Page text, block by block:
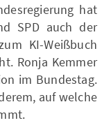
hat
SPD auch der
KI-Weißbuch
Ronja Kemmer
im Bundestag.
auf welche